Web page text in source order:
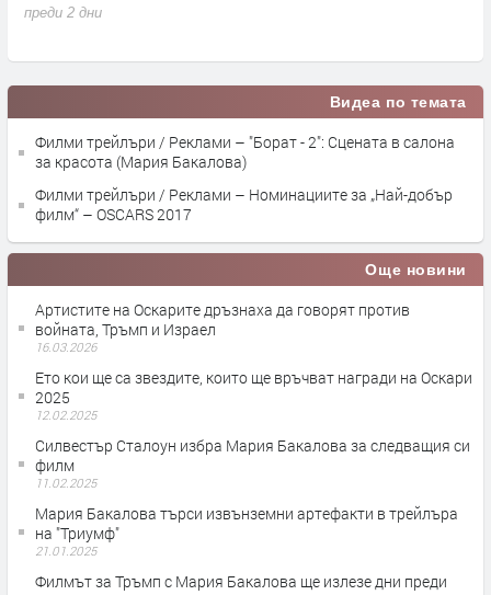
преди 2 дни
Видеа по темата
Филми трейлъри / Реклами – "Борат - 2": Сцената в салона
за красота (Мария Бакалова)
Филми трейлъри / Реклами – Номинациите за „Най-добър
филм“ – OSCARS 2017
Още новини
Артистите на Оскарите дръзнаха да говорят против
войната, Тръмп и Израел
16.03.2026
Ето кои ще са звездите, които ще връчват награди на Оскари
2025
12.02.2025
Силвестър Сталоун избра Мария Бакалова за следващия си
филм
11.02.2025
Мария Бакалова търси извънземни артефакти в трейлъра
на "Триумф"
21.01.2025
Филмът за Тръмп с Мария Бакалова ще излезе дни преди